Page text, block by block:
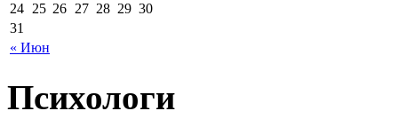
« Июн
24 25 26 27 28 29 30
31
Психологи